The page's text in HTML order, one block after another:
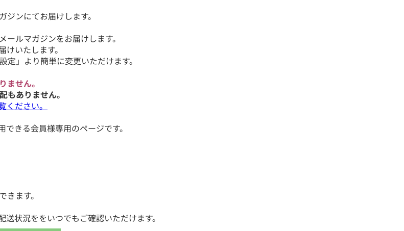
ンにてお届けします。
ルマガジンをお届けします。
いたします。
」より簡単に変更いただけます。
せん。
もありません。
ださい。
きる会員様専用のページです。
ます。
状況ををいつでもご確認いただけます。